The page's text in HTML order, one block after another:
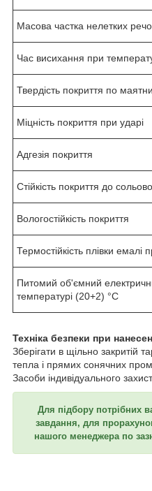
Масова частка нелетких
Час висихання при
Твердість покриття по
Міцність покриття при ударі
Адгезія покриття
Стійкість покриття до
Вологостійкість покриття
Термостійкість плівки
Питомий об'ємний
температурі (20+2) °C
Техніка безпеки при
Зберігати в щільно закритій
тепла і прямих сонячних
Засоби індивідуального
Для підбору потрібних
завдання, для
нашого менеджера по